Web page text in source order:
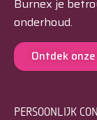
Burnex je
onderhoud.
Ontdek
PERSOONLIJK